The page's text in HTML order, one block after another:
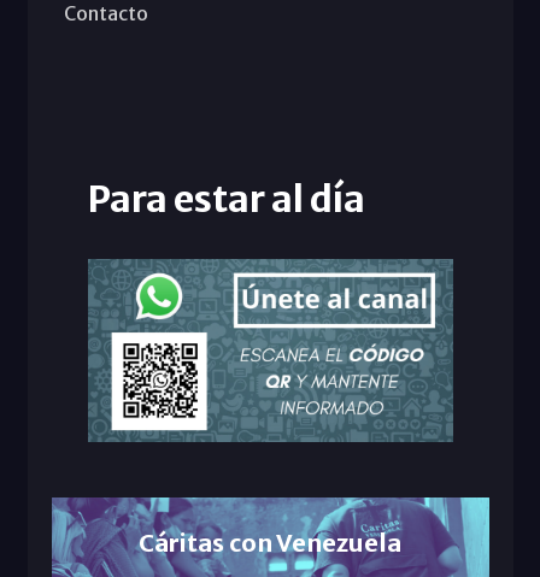
Contacto
Para estar al día
Cáritas con Venezuela